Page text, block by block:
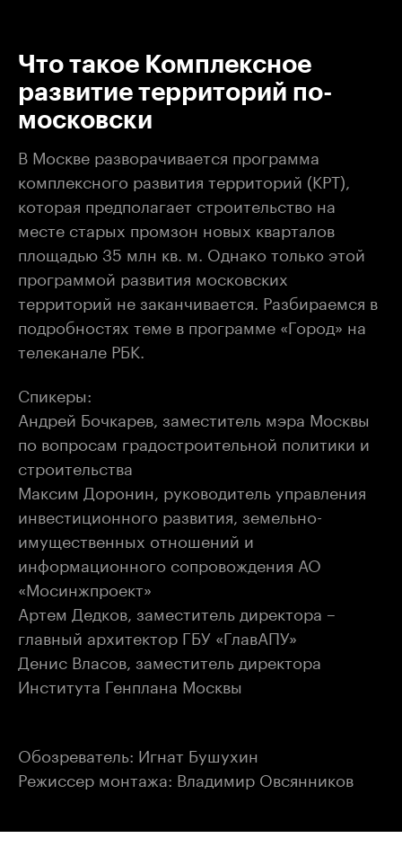
Что такое Комплексное
развитие территорий по-
московски
В Москве разворачивается программа
комплексного развития территорий (КРТ),
которая предполагает строительство на
месте старых промзон новых кварталов
площадью 35 млн кв. м. Однако только этой
программой развития московских
территорий не заканчивается. Разбираемся в
подробностях теме в программе «Город» на
телеканале РБК.
Спикеры:
Андрей Бочкарев, заместитель мэра Москвы
по вопросам градостроительной политики и
строительства
Максим Доронин, руководитель управления
инвестиционного развития, земельно-
имущественных отношений и
информационного сопровождения АО
«Мосинжпроект»
Артем Дедков, заместитель директора –
главный архитектор ГБУ «ГлавАПУ»
Денис Власов, заместитель директора
Института Генплана Москвы
Обозреватель: Игнат Бушухин
Режиссер монтажа: Владимир Овсянников